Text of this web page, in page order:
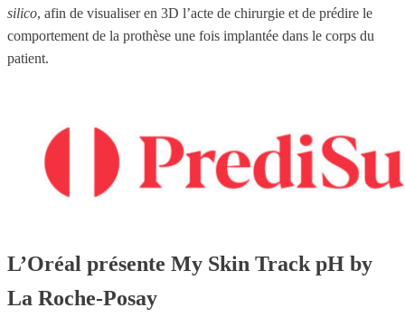
silico, afin de visualiser en 3D l’acte de chirurgie et de prédire le
comportement de la prothèse une fois implantée dans le corps du
patient.
L’Oréal présente My Skin Track pH by
La Roche-Posay